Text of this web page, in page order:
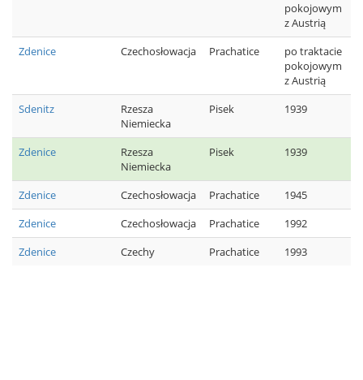
pokojowym
z Austrią
Zdenice
Czechosłowacja Prachatice
po traktacie
pokojowym
z Austrią
Sdenitz
Rzesza
Niemiecka
Pisek 1939
Zdenice
Rzesza
Niemiecka
Pisek 1939
Zdenice Czechosłowacja Prachatice
1945
Zdenice
Czechosłowacja Prachatice
1992
Zdenice
Czechy Prachatice 1993